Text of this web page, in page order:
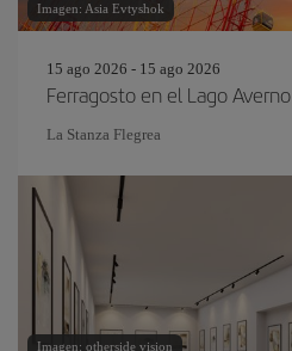
Imagen: Asia Evtyshok
15 ago 2026 - 15 ago 2026
Ferragosto en el Lago Averno
La Stanza Flegrea
Imagen: otherside vision